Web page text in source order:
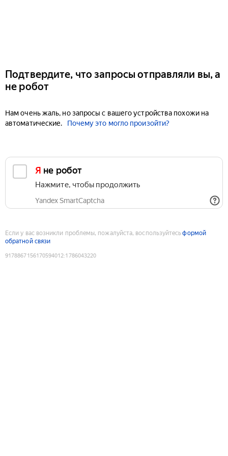
Подтвердите, что запросы отправляли вы, а
не робот
Нам очень жаль, но запросы с вашего устройства похожи на
автоматические.
Почему это могло произойти?
Я не робот
Нажмите, чтобы продолжить
Yandex SmartCaptcha
Если у вас возникли проблемы, пожалуйста, воспользуйтесьформой
обратной связи
9178867156170594012:1786043220